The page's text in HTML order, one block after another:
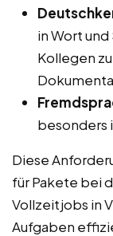
in Wort
Kollegen
besonders
Diese
für Pakete bei
Vollzeitjobs in
Aufgaben